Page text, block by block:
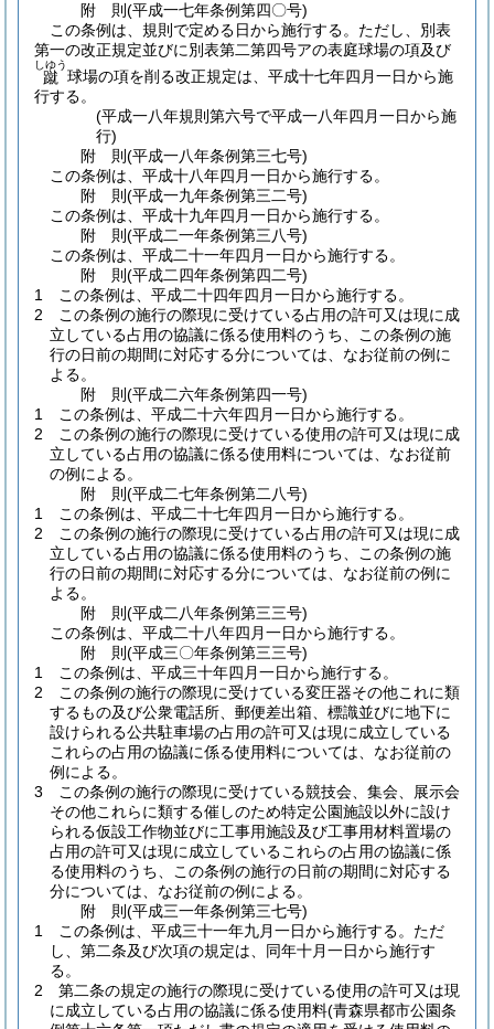
附 則(平成一七年条例第四〇号)
この条例は、規則で定める日から施行する。 ただし、別表
第一の改正規定並びに別表第二第四号アの表庭球場の項及び
蹴
しゆう
球場の項を削る改正規定は、平成十七年四月一日から施
行する。
(平成一八年規則第六号で平成一八年四月一日から施
行)
附 則(平成一八年条例第三七号)
この条例は、平成十八年四月一日から施行する。
附 則(平成一九年条例第三二号)
この条例は、平成十九年四月一日から施行する。
附 則(平成二一年条例第三八号)
この条例は、平成二十一年四月一日から施行する。
附 則(平成二四年条例第四二号)
1
この条例は、平成二十四年四月一日から施行する。
2
この条例の施行の際現に受けている占用の許可又は現に成
立している占用の協議に係る使用料のうち、この条例の施
行の日前の期間に対応する分については、なお従前の例に
よる。
附 則(平成二六年条例第四一号)
1
この条例は、平成二十六年四月一日から施行する。
2
この条例の施行の際現に受けている使用の許可又は現に成
立している占用の協議に係る使用料については、なお従前
の例による。
附 則(平成二七年条例第二八号)
1
この条例は、平成二十七年四月一日から施行する。
2
この条例の施行の際現に受けている占用の許可又は現に成
立している占用の協議に係る使用料のうち、この条例の施
行の日前の期間に対応する分については、なお従前の例に
よる。
附 則(平成二八年条例第三三号)
この条例は、平成二十八年四月一日から施行する。
附 則(平成三〇年条例第三三号)
1
この条例は、平成三十年四月一日から施行する。
2
この条例の施行の際現に受けている変圧器その他これに類
するもの及び公衆電話所、郵便差出箱、標識並びに地下に
設けられる公共駐車場の占用の許可又は現に成立している
これらの占用の協議に係る使用料については、なお従前の
例による。
3
この条例の施行の際現に受けている競技会、集会、展示会
その他これらに類する催しのため特定公園施設以外に設け
られる仮設工作物並びに工事用施設及び工事用材料置場の
占用の許可又は現に成立しているこれらの占用の協議に係
る使用料のうち、この条例の施行の日前の期間に対応する
分については、なお従前の例による。
附 則(平成三一年条例第三七号)
1
この条例は、平成三十一年九月一日から施行する。 ただ
し、第二条及び次項の規定は、同年十月一日から施行す
る。
2
第二条の規定の施行の際現に受けている使用の許可又は現
に成立している占用の協議に係る使用料(青森県都市公園条